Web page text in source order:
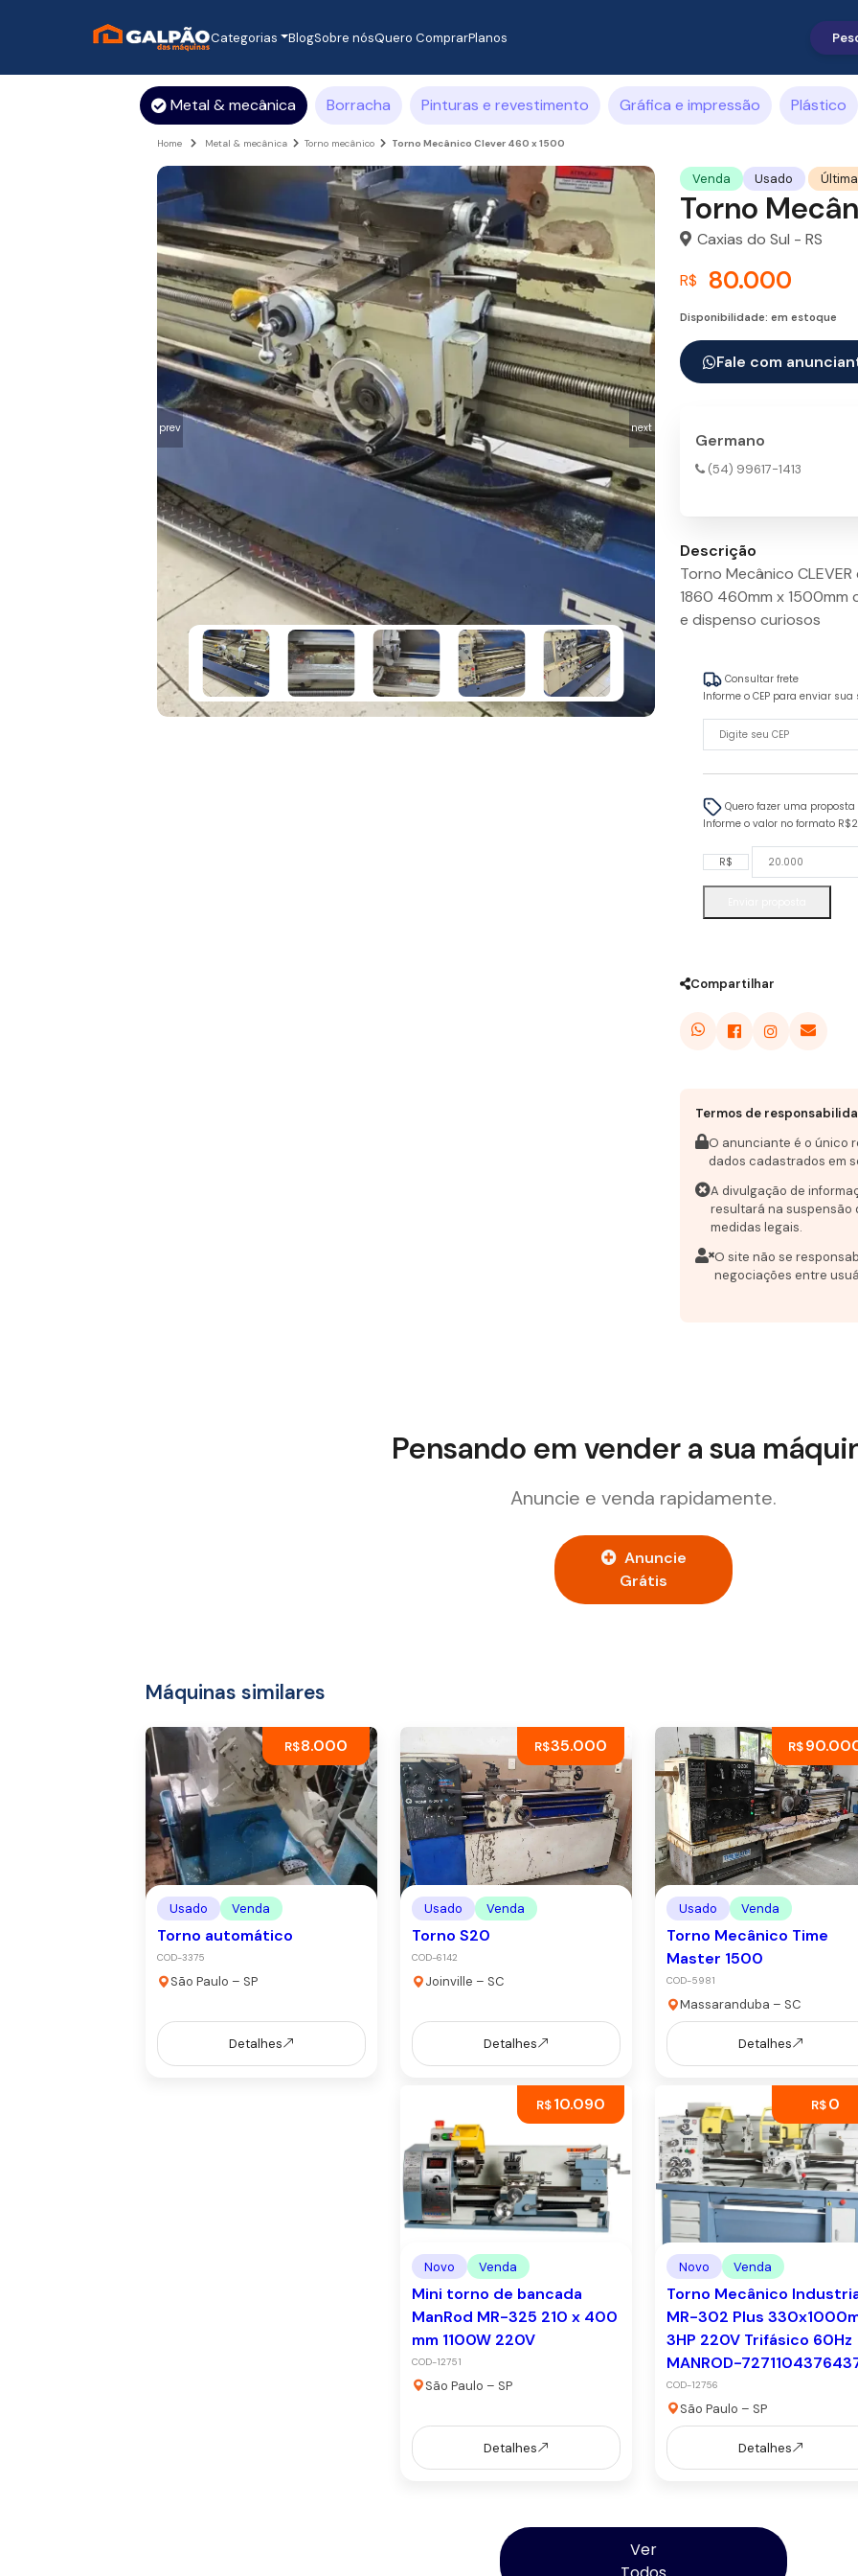
Categorias BlogSobre nósQuero ComprarPlanos
Metal & mecânica Borracha Pinturas e revestimento Gráfica e impressão Plástico
Home Metal & mecânica Torno mecânico Torno Mecânico Clever 460 x 1500
prev next
Venda Usado
Torno
Caxias do Sul - RS
R$ 80.000
Disponibilidade: em estoque
Fale com
Germano
(54) 99617-1413
Descrição
Torno Mecânico
1860 460mm x 1500mm
e dispenso curiosos
Consultar frete
Informe o CEP para enviar
Quero fazer uma proposta
Informe o valor no formato
R$
Compartilhar
Termos de
O anunciante é o único
dados cadastrados em
A divulgação de
resultará na suspensão
medidas legais.
O site não se
negociações entre
Pensando em vender a sua
Anuncie e venda rapidamente.
Anuncie
Grátis
Máquinas similares
R$8.000
Usado Venda
Torno automático
COD-3375
São Paulo – SP
Detalhes
R$35.000
Usado Venda
Torno S20
COD-6142
Joinville – SC
Detalhes
R$
Usado Venda
Torno Mecânico Time
Master 1500
COD-5981
Massaranduba – SC
Detalhes
R$10.090
Novo Venda
Mini torno de bancada
ManRod MR-325 210 x 400
mm 1100W 220V
COD-12751
São Paulo – SP
Detalhes
R$0
Novo Venda
Torno Mecânico
MR-302 Plus
3HP 220V Trifásico 60Hz
MANROD-
COD-12756
São Paulo – SP
Detalhes
Ver